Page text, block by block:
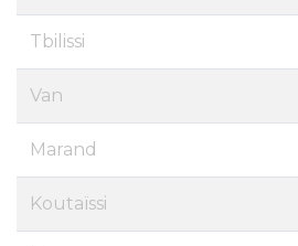
Tbilissi
Van
Marand
Koutaïssi